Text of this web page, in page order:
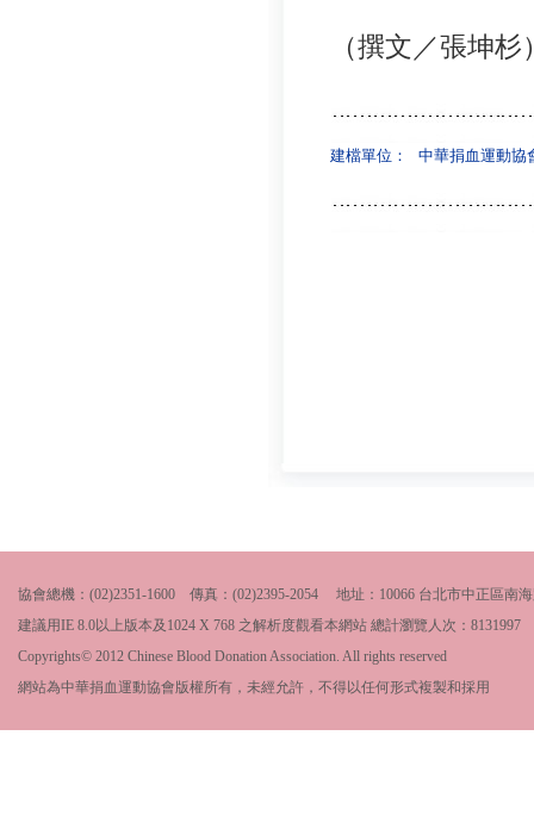
（撰文／張坤杉
建檔單位： 中華捐血運動協
協會總機：(02)2351-1600 傳真：(02)2395-2054 地址：10066 台北市中正區南
建議用IE 8.0以上版本及1024 X 768 之解析度觀看本網站 總計瀏覽人次： 8131997
Copyrights© 2012 Chinese Blood Donation Association. All rights reserved
網站為中華捐血運動協會版權所有，未經允許，不得以任何形式複製和採用